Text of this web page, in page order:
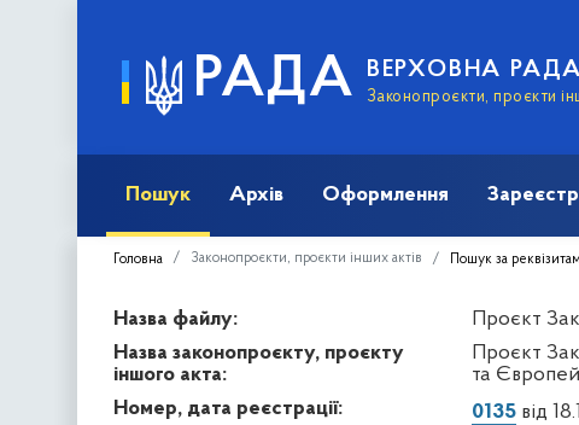
РАДА ВЕРХОВНА
Законопроєкти, проєкти
Пошук Архів Оформлення
Головна Законопроєкти, проєкти інших актів Пошук за
Назва файлу:
Проєкт
Назва законопроєкту, проєкту
іншого акта:
Проєкт
та
Номер, дата реєстрації:
0135від